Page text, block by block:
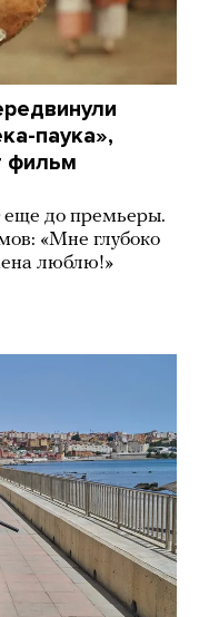
паука»,
фильм
еще до премьеры.
«Мне глубоко
люблю!»